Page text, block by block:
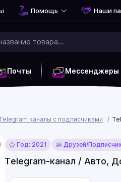
Помощь Наши
Почты Мессенджеры
каналы с подписчиками
Год: 2021 Друзей/
Telegram-канал / Авто,